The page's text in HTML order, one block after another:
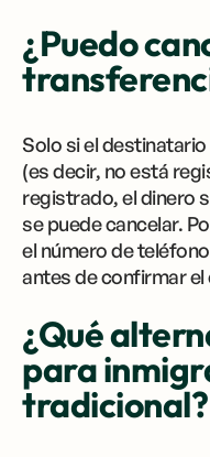
¿Puedo
Solo si el
(es decir, no está
registrado, el dinero
se puede cancelar.
el número de
antes de confirmar el
¿Qué
para
tradicional?